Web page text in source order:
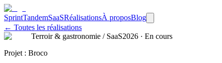
SprintTandemSaaSRéalisationsÀ proposBlog
← Toutes les réalisations
Terroir & gastronomie / SaaS2026 · En cours
Projet : Broco